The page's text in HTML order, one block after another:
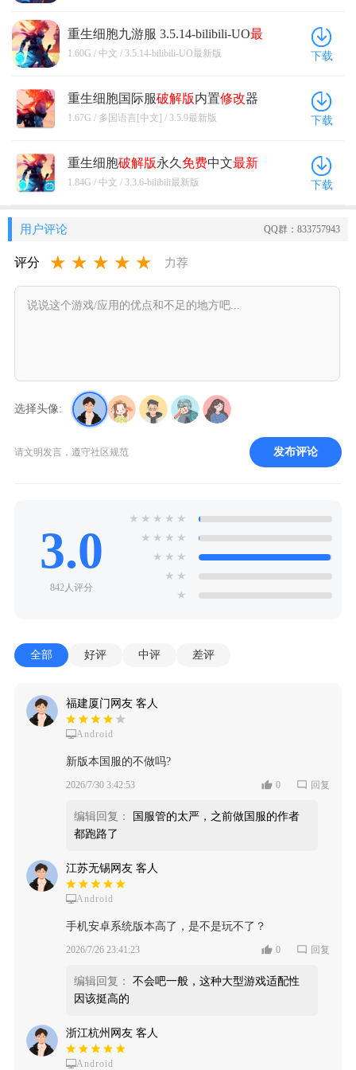
重生细胞九游服 3.5.14-bilibili-UO最
新版
1.60G / 中文 / 3.5.14-bilibili-UO最新版 下载
重生细胞国际服破解版内置修改器
(Dead Cells) 3.5.9最新版
1.67G / 多国语言[中文] / 3.5.9最新版 下载
重生细胞破解版永久 免费中文最新
版3.3.6-bilibili 最新版
1.84G / 中文 / 3.3.6-bilibili最新版 下载
用户评论 QQ群：833757943
评分 ★ ★ ★ ★ ★ 力荐
选择头像:
请文明发言，遵守社区规范 发布评论
3.0
842人评分
★ ★ ★ ★ ★
★ ★ ★ ★
★ ★ ★
★ ★
★
全部 好评 中评 差评
福建厦门网友 客人
Android
新版本国服的不做吗?
2026/7/30 3:42:53 0 回复
编辑回复：
国服管的太严，之前做国服的作者
都跑路了
江苏无锡网友 客人
Android
手机安卓系统版本高了，是不是玩不了？
2026/7/26 23:41:23 0 回复
编辑回复：
不会吧一般，这种大型游戏适配性
因该挺高的
浙江杭州网友 客人
Android